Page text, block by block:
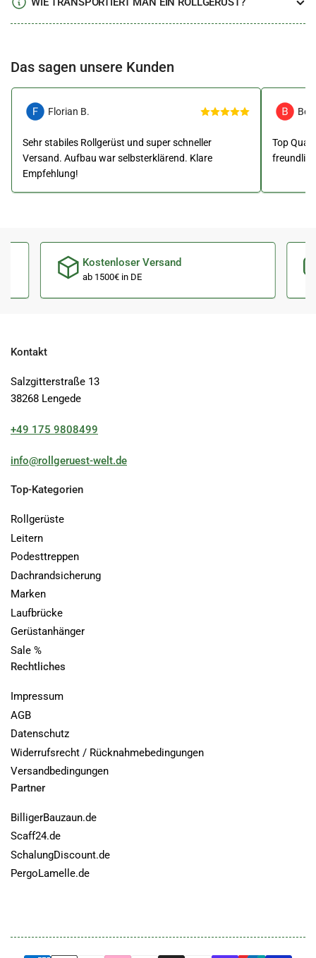
Das sagen unsere Kunden
Florian B.
Sehr stabiles Rollgerüst und super schneller
Versand. Aufbau war selbsterklärend. Klare
Empfehlung!
Top
Kostenloser Versand
ab 1500€ in DE
Kontakt
Salzgitterstraße 13
38268 Lengede
+49 175 9808499
info@rollgeruest-welt.de
Top-Kategorien
Rollgerüste
Leitern
Podesttreppen
Dachrandsicherung
Marken
Laufbrücke
Gerüstanhänger
Sale %
Rechtliches
Impressum
AGB
Datenschutz
Widerrufsrecht / Rücknahmebedingungen
Versandbedingungen
Partner
BilligerBauzaun.de
Scaff24.de
SchalungDiscount.de
PergoLamelle.de
Zahlungsmethoden